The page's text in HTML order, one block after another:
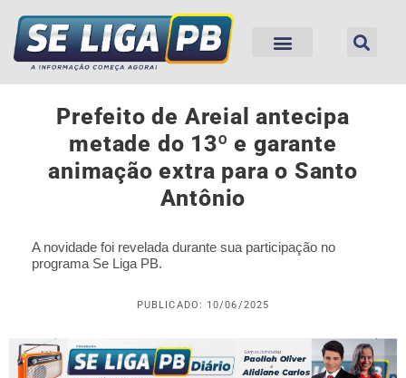
Prefeito de Areial antecipa
metade do 13º e garante
animação extra para o Santo
Antônio
A novidade foi revelada durante sua participação no
programa Se Liga PB.
PUBLICADO: 10/06/2025